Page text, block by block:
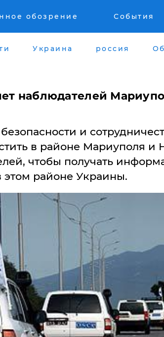
обозрение События
Украина россия
наблюдателей
и
в районе Мариуполя и
чтобы получать
районе Украины.